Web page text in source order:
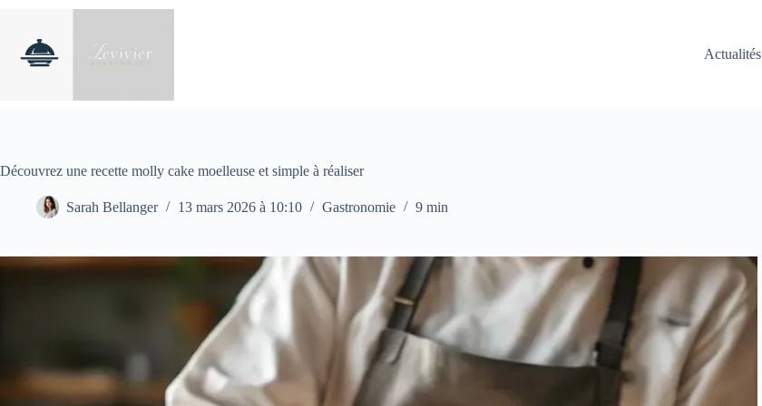
contenu
Actualités
Découvrez une recette molly cake moelleuse et simple à réaliser
Sarah Bellanger 13 mars 2026 à 10:10 Gastronomie 9 min